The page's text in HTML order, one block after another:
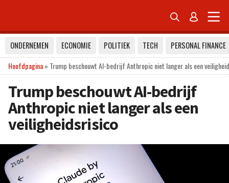
 
ONDERNEMEN ECONOMIE POLITIEK TECH
PERSONAL FINANCE
Hoofdpagina» Trump beschouwt AI-bedrijf Anthropic niet langer als een
Trump beschouwt AI-bedrijf
Anthropic niet langer als een
veiligheidsrisico